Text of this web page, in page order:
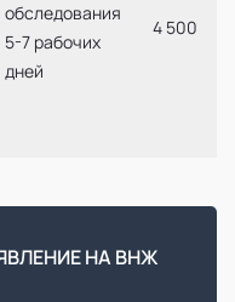
обследования
5-7 рабочих
дней
4 500
НА ВНЖ